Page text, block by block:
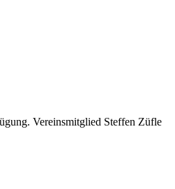
Vereinsmitglied Steffen Züfle